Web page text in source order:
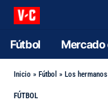
Fútbol Mercado
Inicio » Fútbol » Los
FÚTBOL